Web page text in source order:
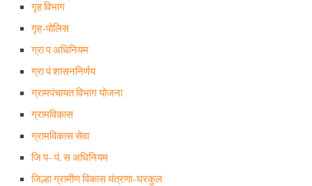
गृह विभाग
गृह-पोलिस
ग्रा प अधिनियम
ग्रा पं शासननिर्णय
ग्रामपंचायत विभाग योजना
ग्रामविकास
ग्रामविकास सेवा
जि प- पं. स अधिनियम
जिल्हा ग्रामीण विकास यंत्रणा-घरकुल